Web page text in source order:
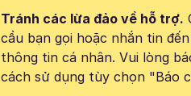
Tránh các lừa đảo về hỗ trợ.
cầu bạn gọi hoặc nhắn tin
thông tin cá nhân. Vui lòng
cách sử dụng tùy chọn "Báo